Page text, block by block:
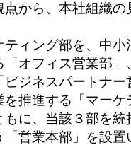
から、本社組織の
ィング部を、中小
「オフィス営業部」
ジネスパートナー
を推進する「マーケ
に、当該３部を統
営業本部」を設置